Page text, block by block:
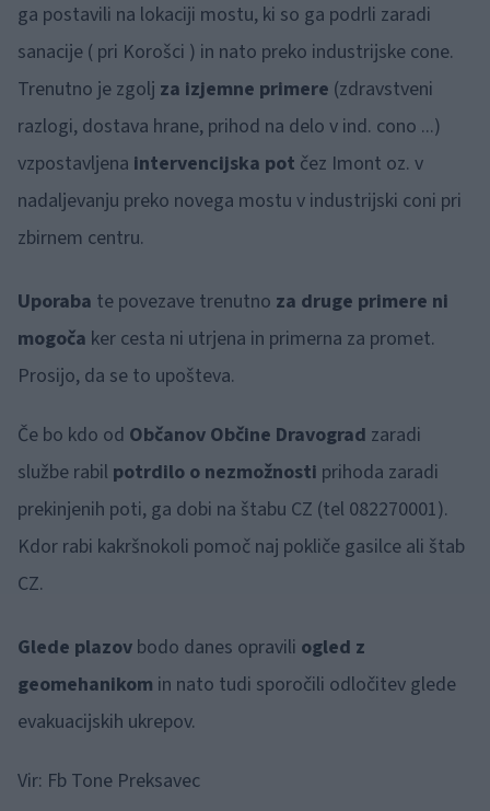
ga postavili na lokaciji mostu, ki so ga podrli zaradi
sanacije ( pri Korošci ) in nato preko industrijske cone.
Trenutno je zgolj za izjemne primere (zdravstveni
razlogi, dostava hrane, prihod na delo v ind. cono ...)
vzpostavljena intervencijska pot čez Imont oz. v
nadaljevanju preko novega mostu v industrijski coni pri
zbirnem centru.
Uporaba te povezave trenutno za druge primere ni
mogoča ker cesta ni utrjena in primerna za promet.
Prosijo, da se to upošteva.
Če bo kdo od Občanov Občine Dravograd zaradi
službe rabil potrdilo o nezmožnosti prihoda zaradi
prekinjenih poti, ga dobi na štabu CZ (tel 082270001).
Kdor rabi kakršnokoli pomoč naj pokliče gasilce ali štab
CZ.
Glede plazov bodo danes opravili ogled z
geomehanikom in nato tudi sporočili odločitev glede
evakuacijskih ukrepov.
Vir: Fb Tone Preksavec